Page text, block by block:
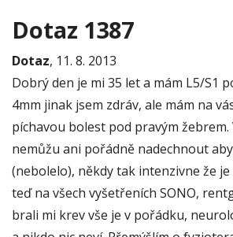
Dotaz 1387
Dotaz, 11. 8. 2013
Dobrý den je mi 35 let a mám L5/S1
4mm jinak jsem zdráv, ale mám na
píchavou bolest pod pravým žebrem.
nemůžu ani pořádně nadechnout
(nebolelo), někdy tak intenzivne že
teď na všech vyšetřeních SONO,
brali mi krev vše je v pořádku,